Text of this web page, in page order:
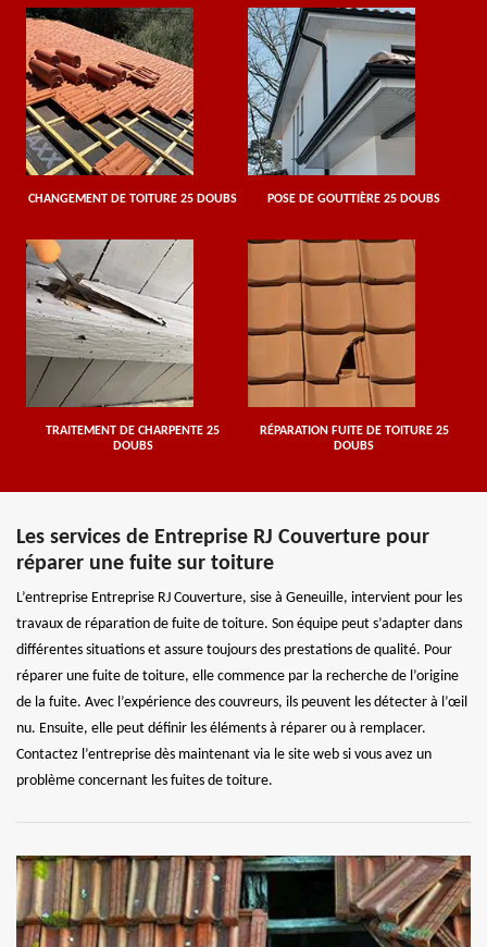
CHANGEMENT DE TOITURE 25 DOUBS POSE DE GOUTTIÈRE 25 DOUBS
TRAITEMENT DE CHARPENTE 25
DOUBS
RÉPARATION FUITE DE TOITURE 25
DOUBS
Les services de Entreprise RJ Couverture pour
réparer une fuite sur toiture
L’entreprise Entreprise RJ Couverture, sise à Geneuille, intervient pour les
travaux de réparation de fuite de toiture. Son équipe peut s’adapter dans
différentes situations et assure toujours des prestations de qualité. Pour
réparer une fuite de toiture, elle commence par la recherche de l’origine
de la fuite. Avec l’expérience des couvreurs, ils peuvent les détecter à l’œil
nu. Ensuite, elle peut définir les éléments à réparer ou à remplacer.
Contactez l’entreprise dès maintenant via le site web si vous avez un
problème concernant les fuites de toiture.